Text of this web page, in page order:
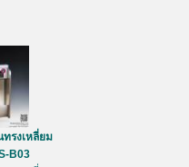
รงเหลี่ยม
B03